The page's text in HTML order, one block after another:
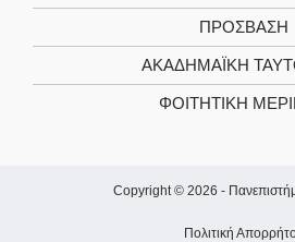
ΠΡΟΣΒΑΣΗ
ΑΚΑΔΗΜΑΪΚΉ
ΦΟΙΤΗΤΙΚΉ
Copyright © 2026 -
Πολιτική